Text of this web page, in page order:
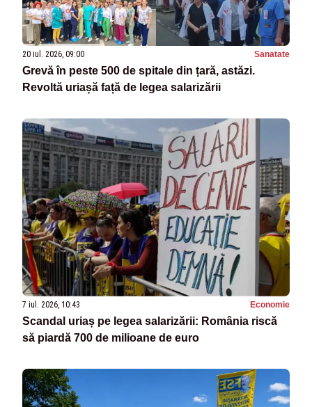
20 iul. 2026, 09:00 Sanatate
Grevă în peste 500 de spitale din țară, astăzi.
Revoltă uriașă față de legea salarizării
7 iul. 2026, 10:43 Economie
Scandal uriaș pe legea salarizării: România riscă
să piardă 700 de milioane de euro